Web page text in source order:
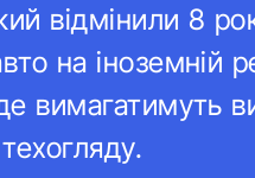
відмінили 8
на іноземній
вимагатимуть